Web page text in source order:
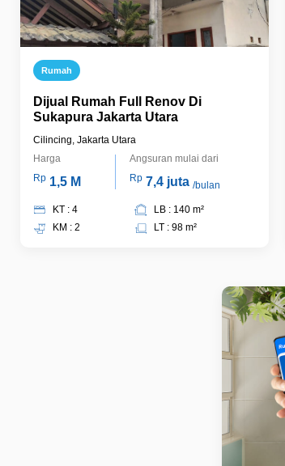
Rumah
Dijual Rumah Full Renov Di
Sukapura Jakarta Utara
Cilincing, Jakarta Utara
Harga
Rp 1,5 M
Angsuran mulai dari
Rp 7,4 juta /bulan
KT : 4
KM : 2
LB : 140 m²
LT : 98 m²